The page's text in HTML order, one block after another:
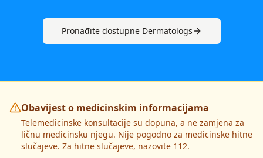
Pronađite dostupne Dermatologs
Obavijest o medicinskim informacijama
Telemedicinske konsultacije su dopuna, a ne zamjena za
ličnu medicinsku njegu. Nije pogodno za medicinske hitne
slučajeve. Za hitne slučajeve, nazovite 112.